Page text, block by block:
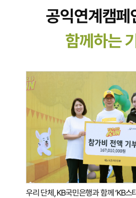
공익연계캠페
함께하는